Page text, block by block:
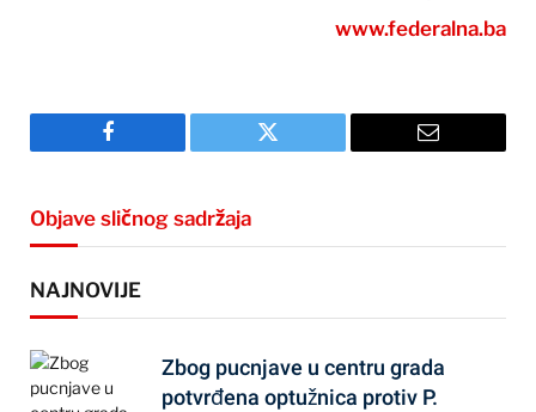
www.federalna.ba
Facebook Twitter Email
Objave sličnog sadržaja
NAJNOVIJE
Zbog pucnjave u centru grada
potvrđena optužnica protiv P.